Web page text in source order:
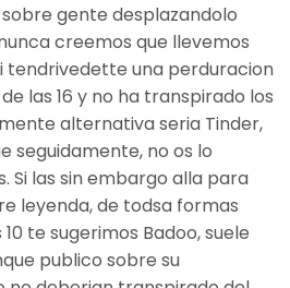
gente desplazandolo
creemos que llevemos
tendri­vedette una perduracion
las 16 y no ha transpirado los
alternativa seria Tinder,
seguidamente, no os lo
las sin embargo alla para
leyenda, de todsa formas
te sugerimos Badoo, suele
publico sobre su